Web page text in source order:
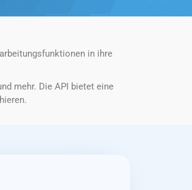
in ihre
mehr. Die API bietet eine